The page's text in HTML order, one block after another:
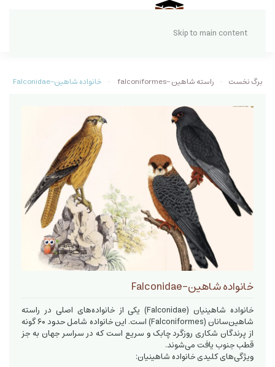
Skip to main content
برگ نخست راسته شاهین -falconiformes خانواده شاهین-Falconidae
خانواده شاهین-Falconidae
خانواده شاهینیان (Falconidae) یکی از خانواده‌های اصلی در راسته
شاهین‌سانان (Falconiformes) است. این خانواده شامل حدود ۶۰ گونه
از پرندگان شکاری روزگرد چابک و سریع است که در سراسر جهان به جز
قطب جنوب یافت می‌شوند.
ویژگی‌های کلیدی خانواده شاهینیان: